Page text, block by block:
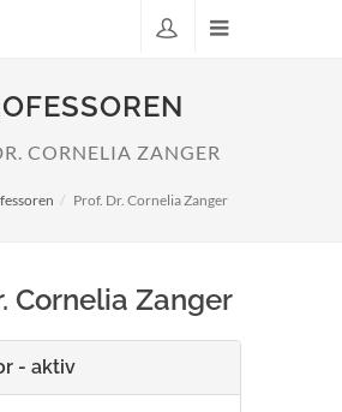
CORNELIA ZANGER
Prof. Dr. Cornelia Zanger
Cornelia Zanger
- aktiv